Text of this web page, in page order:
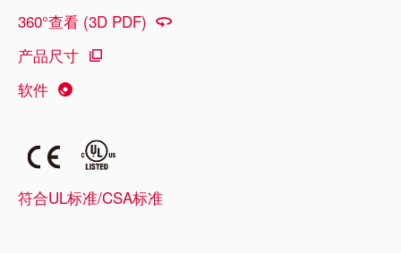
360°查看 (3D PDF)
产品尺寸
软件
符合UL标准/CSA标准